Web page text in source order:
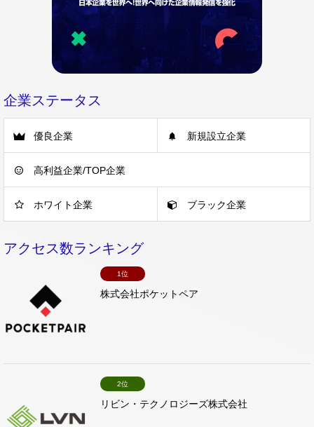
企業ステータス
優良企業 新規設立企業
高利益企業/TOP企業
ホワイト企業 ブラック企業
アクセス数ランキング
1位
株式会社ポケットペア
2位
リビン・テクノロジーズ株式会社